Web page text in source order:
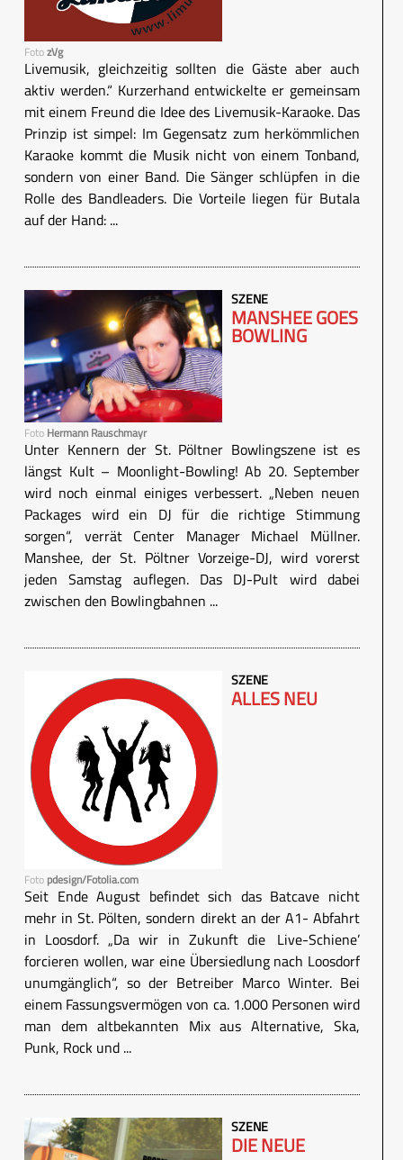
FotozVg
Livemusik, gleichzeitig sollten die Gäste aber auch
aktiv werden.“ Kurzerhand entwickelte er gemeinsam
mit einem Freund die Idee des Livemusik-Karaoke. Das
Prinzip ist simpel: Im Gegensatz zum herkömmlichen
Karaoke kommt die Musik nicht von einem Tonband,
sondern von einer Band. Die Sänger schlüpfen in die
Rolle des Bandleaders. Die Vorteile liegen für Butala
auf der Hand: ...
Foto Hermann Rauschmayr
SZENE
MANSHEE GOES
BOWLING
Unter Kennern der St. Pöltner Bowlingszene ist es
längst Kult – Moonlight-Bowling! Ab 20. September
wird noch einmal einiges verbessert. „Neben neuen
Packages wird ein DJ für die richtige Stimmung
sorgen“, verrät Center Manager Michael Müllner.
Manshee, der St. Pöltner Vorzeige-DJ, wird vorerst
jeden Samstag auflegen. Das DJ-Pult wird dabei
zwischen den Bowlingbahnen ...
Foto pdesign/Fotolia.com
SZENE
ALLES NEU
Seit Ende August befindet sich das Batcave nicht
mehr in St. Pölten, sondern direkt an der A1- Abfahrt
in Loosdorf. „Da wir in Zukunft die ‚Live-Schiene’
forcieren wollen, war eine Übersiedlung nach Loosdorf
unumgänglich“, so der Betreiber Marco Winter. Bei
einem Fassungsvermögen von ca. 1.000 Personen wird
man dem altbekannten Mix aus Alternative, Ska,
Punk, Rock und ...
SZENE
DIE NEUE